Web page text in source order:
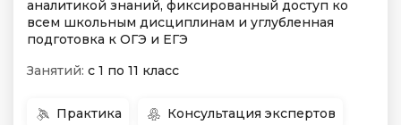
аналитикой знаний, фиксированный доступ ко
всем школьным дисциплинам и углубленная
подготовка к ОГЭ и ЕГЭ
Занятий: с 1 по 11 класс
Практика Консультация экспертов